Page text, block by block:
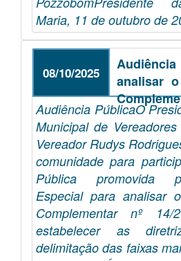
Maria, 11 de outubro de
08/10/2025
analisar
Audiência PúblicaO
Municipal de
Vereador Rudys
comunidade para
Pública promovida
Especial para analisar
Complementar nº
estabelecer as
delimitação das faixas